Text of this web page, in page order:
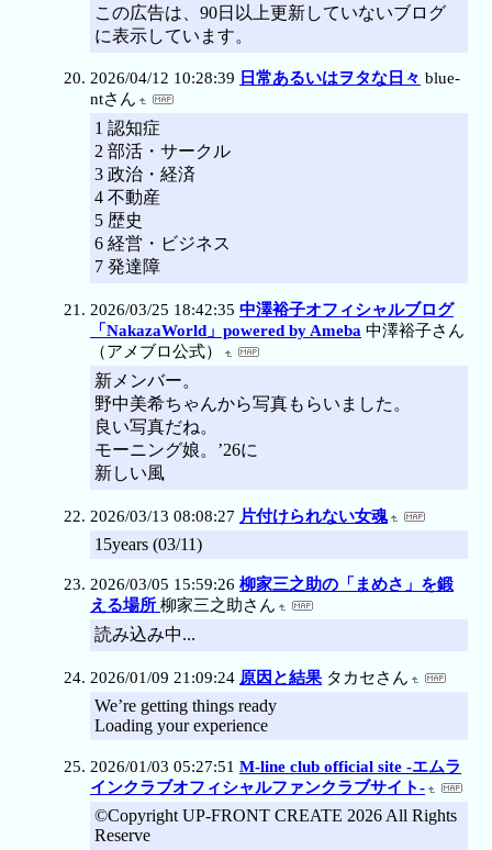
この広告は、90日以上更新していないブログ
に表示しています。
2026/04/12 10:28:39 日常あるいはヲタな日々 blue-
ntさん
1 認知症
2 部活・サークル
3 政治・経済
4 不動産
5 歴史
6 経営・ビジネス
7 発達障
2026/03/25 18:42:35 中澤裕子オフィシャルブログ
「NakazaWorld」powered by Ameba 中澤裕子さん
（アメブロ公式）
新メンバー。
野中美希ちゃんから写真もらいました。
良い写真だね。
モーニング娘。’26に
新しい風
2026/03/13 08:08:27 片付けられない女魂
15years (03/11)
2026/03/05 15:59:26 柳家三之助の「まめさ」を鍛
える場所 柳家三之助さん
読み込み中...
2026/01/09 21:09:24 原因と結果 タカセさん
We’re getting things ready
Loading your experience
2026/01/03 05:27:51 M-line club official site -エムラ
インクラブオフィシャルファンクラブサイト-
©Copyright UP-FRONT CREATE 2026 All Rights
Reserve